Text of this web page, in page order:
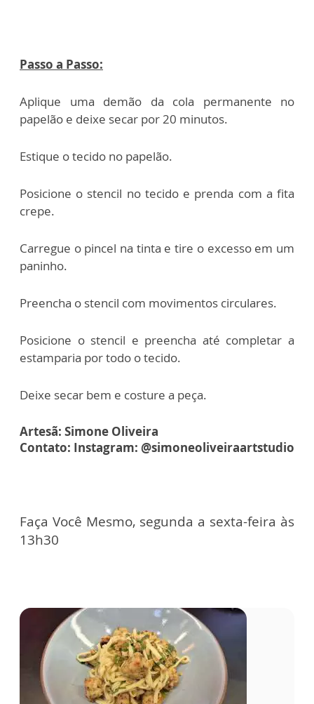
Passo a Passo:
Aplique uma demão da cola permanente no
papelão e deixe secar por 20 minutos.
Estique o tecido no papelão.
Posicione o stencil no tecido e prenda com a fita
crepe.
Carregue o pincel na tinta e tire o excesso em um
paninho.
Preencha o stencil com movimentos circulares.
Posicione o stencil e preencha até completar a
estamparia por todo o tecido.
Deixe secar bem e costure a peça.
Artesã: Simone Oliveira
Contato: Instagram: @simoneoliveiraartstudio
Faça Você Mesmo, segunda a sexta-feira às
13h30